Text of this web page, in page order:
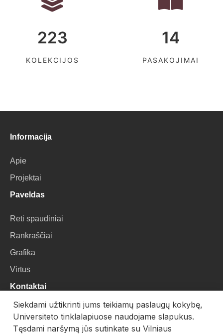
223
KOLEKCIJOS
14
PASAKOJIMAI
Informacija
Apie
Projektai
Paveldas
Reti spaudiniai
Rankraščiai
Grafika
Virtus
Kontaktai
VU Biblioteka
Universiteto g. 3, LT-01122, Vilnius
Siekdami užtikrinti jums teikiamų paslaugų kokybę,
Universiteto tinklalapiuose naudojame slapukus.
Tęsdami naršymą jūs sutinkate su Vilniaus